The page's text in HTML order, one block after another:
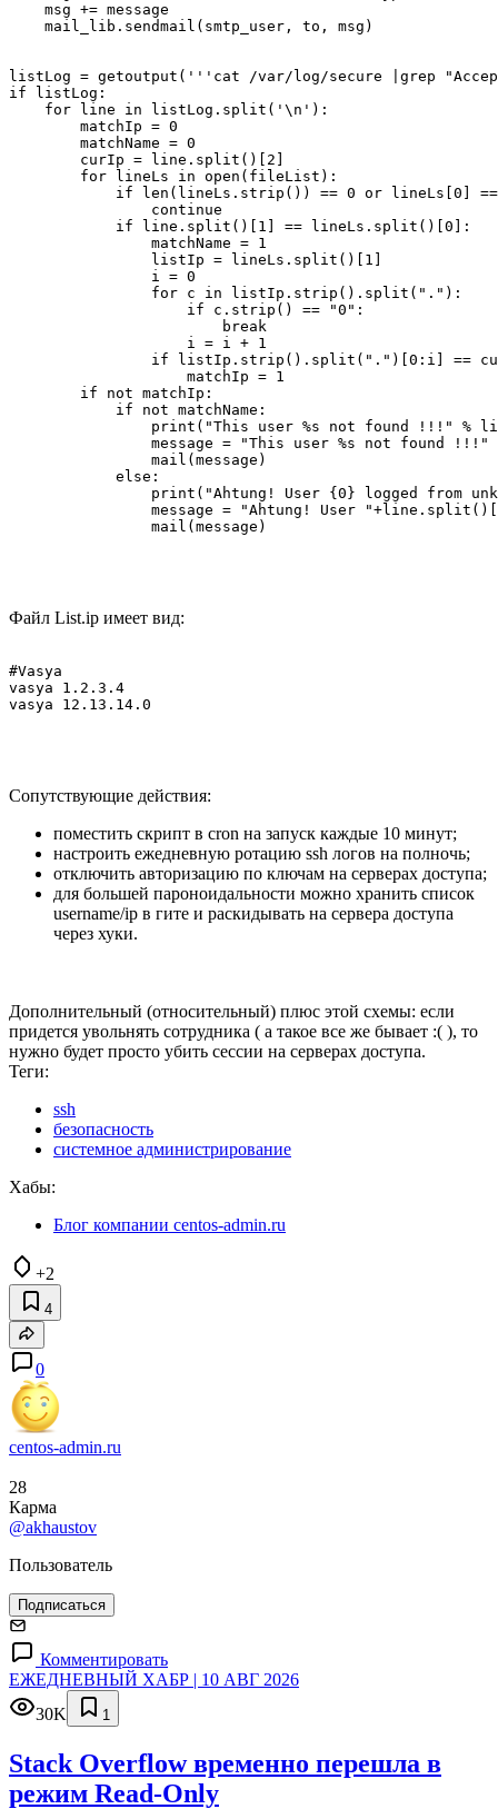
    msg += message
    mail_lib.sendmail(smtp_user, to, msg)
listLog = getoutput('''cat /var/log/secure |grep
if listLog:
    for line in listLog.split('\n'):
        matchIp = 0
        matchName = 0
        curIp = line.split()[2]
        for lineLs in open(fileList):
if len(lineLs.strip()) == 0 or lineLs[0]
                continue
            if line.split()[1] == lineLs.split()[0]:
                matchName = 1
                listIp = lineLs.split()[1]
                i = 0
                for c in listIp.strip().split("."):
                    if c.strip() == "0":
                        break
                    i = i + 1
if listIp.strip().split(".")[0:i] ==
                    matchIp = 1
        if not matchIp:
            if not matchName:
print("This user %s not found !!!" %
message = "This user %s not found !!!"
                mail(message)
            else:
print("Ahtung! User {0} logged from
message = "Ahtung! User
Файл List.ip имеет вид:
#Vasya
vasya 1.2.3.4
Сопутствующие действия:
поместить скрипт в cron на запуск каждые 10 минут;
настроить ежедневную ротацию ssh логов на полночь;
отключить авторизацию по ключам на серверах доступа;
для большей пароноидальности можно хранить список
username/ip в гите и раскидывать на сервера доступа
через хуки.
Дополнительный (относительный) плюс этой схемы: если
придется увольнять сотрудника ( а такое все же бывает :( ), то
нужно будет просто убить сессии на серверах доступа.
Теги:
ssh
безопасность
системное администрирование
Хабы:
Блог компании centos-admin.ru
+2
4
0
centos-admin.ru
28
Карма
@akhaustov
Пользователь
Подписаться
Комментировать
ЕЖЕДНЕВНЫЙ ХАБР | 10 АВГ 2026
30K
1
Stack Overflow временно перешла в
режим Read-Only